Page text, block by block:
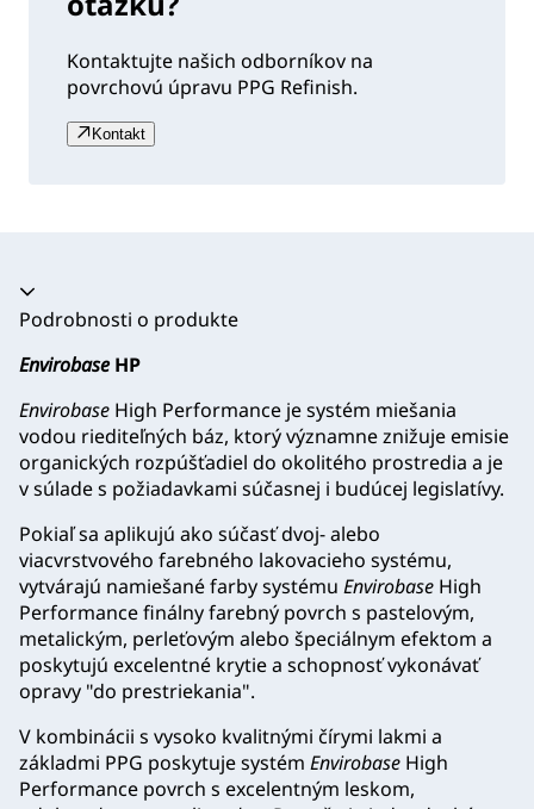
Kontaktujte našich odborníkov na
povrchovú úpravu PPG Refinish.
Kontakt
Akordeón sa zrútil
Podrobnosti o produkte
Envirobase HP
Envirobase High Performance je systém miešania
vodou riediteľných báz, ktorý významne znižuje emisie
organických rozpúšťadiel do okolitého prostredia a je
v súlade s požiadavkami súčasnej i budúcej legislatívy.
Pokiaľ sa aplikujú ako súčasť dvoj- alebo
viacvrstvového farebného lakovacieho systému,
vytvárajú namiešané farby systému Envirobase High
Performance finálny farebný povrch s pastelovým,
metalickým, perleťovým alebo špeciálnym efektom a
poskytujú excelentné krytie a schopnosť vykonávať
opravy "do prestriekania".
V kombinácii s vysoko kvalitnými čírymi lakmi a
základmi PPG poskytuje systém Envirobase High
Performance povrch s excelentným leskom,